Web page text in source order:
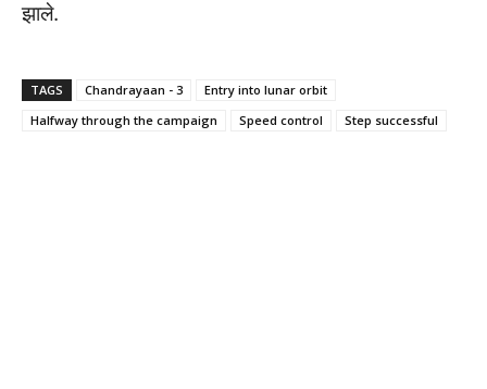
झाले.
TAGS Chandrayaan - 3
Entry into lunar orbit
Halfway through the campaign
Speed ​​control Step successful